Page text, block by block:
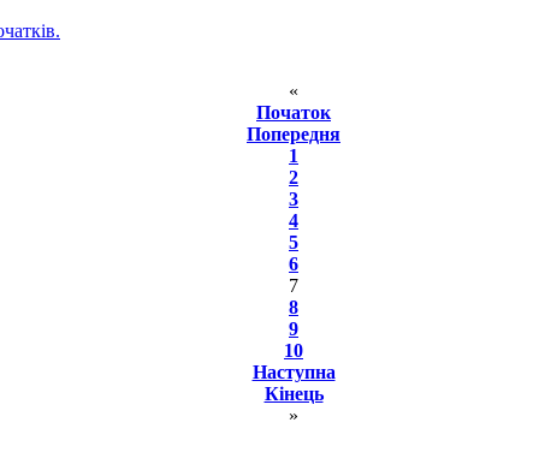
«
Початок
Попередня
1
2
3
4
5
6
7
8
9
10
Наступна
Кінець
»